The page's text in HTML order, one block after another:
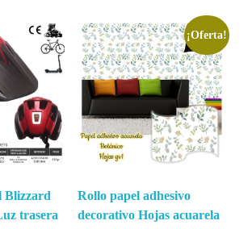
Blizzard
trasera
¡Oferta!
Rollo papel adhesivo
decorativo Hojas acuarela